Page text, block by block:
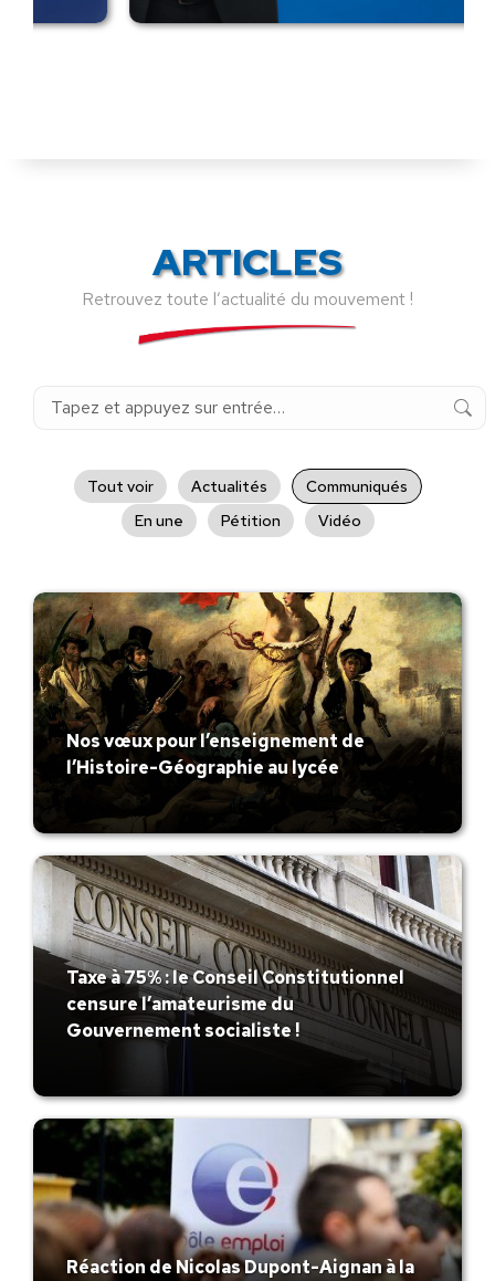
ARTICLES
Retrouvez toute l’actualité du mouvement !
Recherche
Tout voir Actualités
Communiqués
En une
Pétition Vidéo
Nos vœux pour l’enseignement de
l’Histoire-Géographie au lycée
Taxe à 75% : le Conseil Constitutionnel
censure l’amateurisme du
Gouvernement socialiste !
Réaction de Nicolas Dupont-Aignan à la